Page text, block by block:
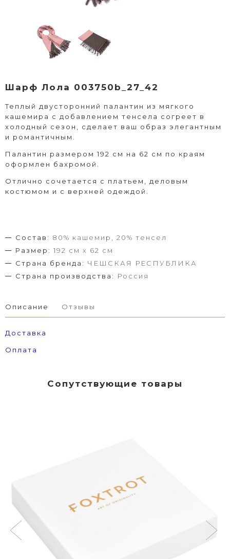
Шарф Лола 003750b_27_42
Теплый двусторонний палантин из мягкого
кашемира с добавлением тенсела согреет в
холодный сезон, сделает ваш образ элегантным
и романтичным.
Палантин размером 192 см на 62 см по краям
оформлен бахромой.
Отлично сочетается с платьем, деловым
костюмом и с верхней одеждой.
Состав: 80% кашемир, 20% тенсел
Размер: 192 см x 62 см
Страна бренда: ЧЕШСКАЯ РЕСПУБЛИКА
Страна производства:
Россия
Описание Отзывы
Доставка
Оплата
Сопутствующие товары